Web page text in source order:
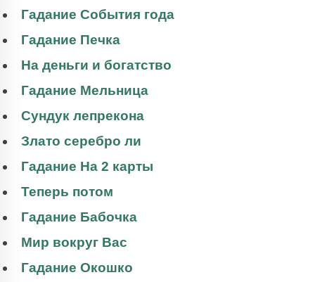
Гадание События года
Гадание Печка
На деньги и богатство
Гадание Мельница
Сундук лепрекона
Злато серебро ли
Гадание На 2 карты
Теперь потом
Гадание Бабочка
Мир вокруг Вас
Гадание Окошко